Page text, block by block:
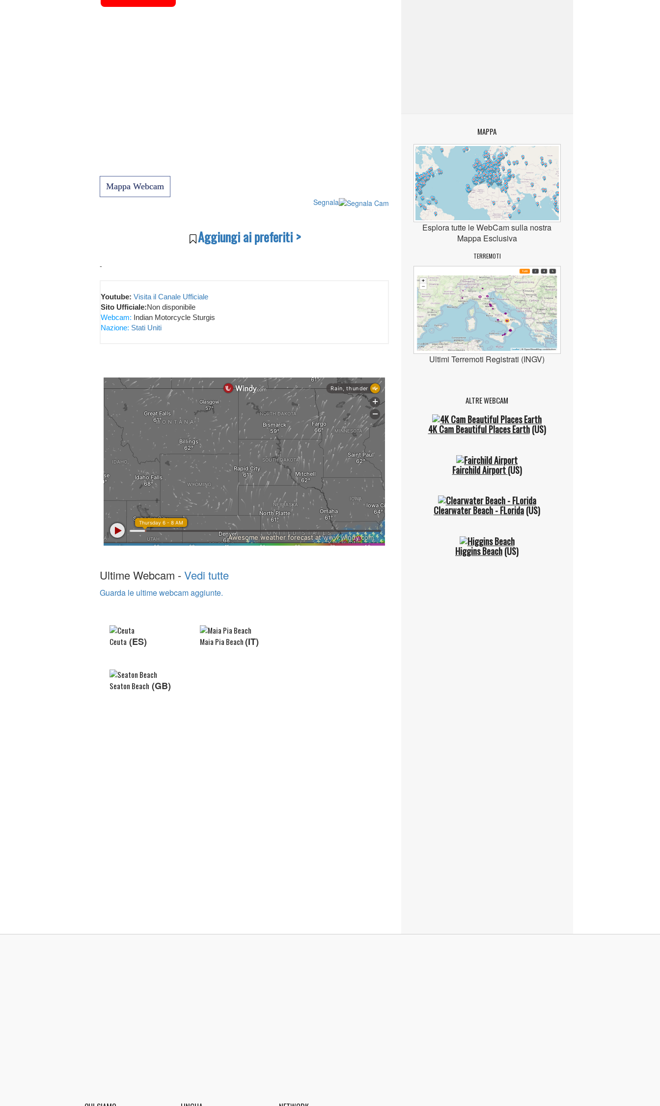
Mappa Webcam
Segnala
Aggiungi ai preferiti >
-
Youtube: Visita il Canale Ufficiale
Sito Ufficiale:Non disponibile
Webcam: Indian Motorcycle Sturgis
Nazione: Stati Uniti
Ultime Webcam -Vedi tutte
Guarda le ultime webcam aggiunte.
Ceuta (ES) Maia Pia Beach(IT)
Seaton Beach (GB)
MAPPA
Esplora tutte le WebCam sulla nostra
Mappa Esclusiva
TERREMOTI
Ultimi Terremoti Registrati (INGV)
ALTRE WEBCAM
4K Cam Beautiful Places Earth(US)
Fairchild Airport(US)
Clearwater Beach - FLorida(US)
Higgins Beach(US)